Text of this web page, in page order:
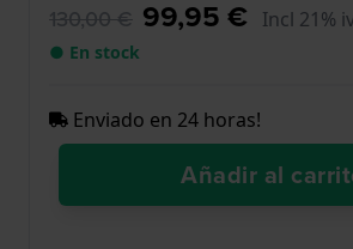
130,00 € 99,95 € Incl 21%
● En stock
Enviado en 24 horas!
Añadir al